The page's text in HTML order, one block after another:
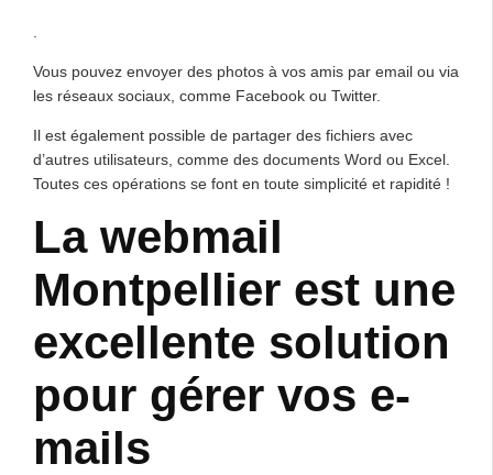
Vous pouvez envoyer des photos à vos amis par email ou via
les réseaux sociaux, comme Facebook ou Twitter.
Il est également possible de partager des fichiers avec
d’autres utilisateurs, comme des documents Word ou Excel.
Toutes ces opérations se font en toute simplicité et rapidité !
La webmail
Montpellier est une
excellente solution
pour gérer vos e-
mails